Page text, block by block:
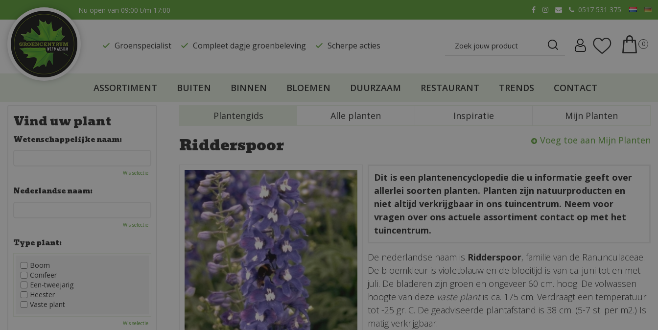
naar
content
Nu open van 09:00 t/m 17:00 0517 531 375
Groenspecialist ​Compleet dagje groenbeleving ​Scherpe acties
ASSORTIMENT BUITEN BINNEN BLOEMEN DUURZAAM RESTAURANT TRENDS CONTACT
Plantengids Alle planten Inspiratie Mijn Planten
Ridderspoor Voeg toe aan Mijn Planten
Dit is een plantenencyclopedie die u informatie geeft over
allerlei soorten planten. Planten zijn natuurproducten en
niet altijd verkrijgbaar in ons tuincentrum. Neem voor
vragen over ons actuele assortiment contact op met het
tuincentrum.
De nederlandse naam is Ridderspoor, familie van de Ranunculaceae.
De bloemkleur is violetblauw en de bloeitijd is van ca. juni tot en met
juli. De bladeren zijn groen en ongeveer 60 cm. hoog. De volwassen
hoogte van deze vaste plantis ca. 175 cm. Verdraagt een temperatuur
tot -25 gr. C. De geadviseerde plantafstand is 38 cm. (5-7 st. per m2.) Is
matig verkrijgbaar.
Vind uw plant
Wetenschappelijke naam:
Wis selectie
Nederlandse naam:
Wis selectie
Type plant:
Boom
Conifeer
Een-tweejarig
Heester
Vaste plant
Wis selectie